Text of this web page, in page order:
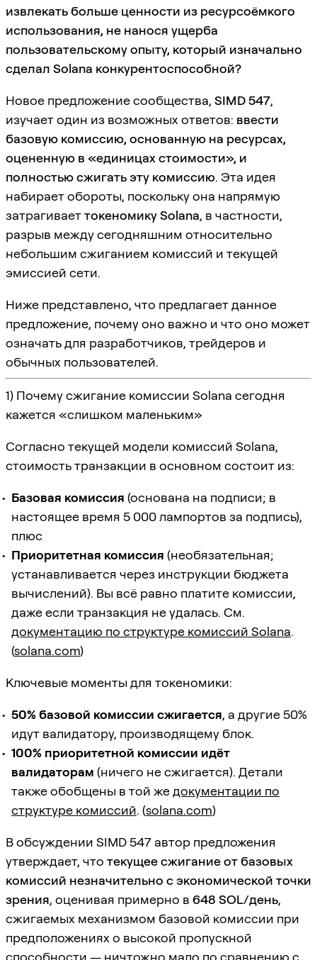
извлекать больше ценности из ресурсоёмкого
использования, не нанося ущерба
пользовательскому опыту, который изначально
сделал Solana конкурентоспособной?
Новое предложение сообщества, SIMD 547,
изучает один из возможных ответов: ввести
базовую комиссию, основанную на ресурсах,
оцененную в «единицах стоимости», и
полностью сжигать эту комиссию. Эта идея
набирает обороты, поскольку она напрямую
затрагиваеттокеномику Solana, в частности,
разрыв между сегодняшним относительно
небольшим сжиганием комиссий и текущей
эмиссией сети.
Ниже представлено, что предлагает данное
предложение, почему оно важно и что оно может
означать для разработчиков, трейдеров и
обычных пользователей.
1) Почему сжигание комиссии Solana сегодня
кажется «слишком маленьким»
Согласно текущей модели комиссий Solana,
стоимость транзакции в основном состоит из:
Базовая комиссия (основана на подписи; в
настоящее время 5 000 лампортов за подпись),
плюс
Приоритетная комиссия (необязательная;
устанавливается через инструкции бюджета
вычислений). Вы всё равно платите комиссии,
даже если транзакция не удалась. См.
документацию по структуре комиссий Solana.
(solana.com)
Ключевые моменты для токеномики:
50% базовой комиссии сжигается, а другие 50%
идут валидатору, производящему блок.
100% приоритетной комиссии идёт
валидаторам (ничего не сжигается). Детали
также обобщены в той жедокументации по
структуре комиссий. (solana.com)
В обсуждении SIMD 547 автор предложения
утверждает, что текущее сжигание от базовых
комиссий незначительно с экономической точки
зрения, оценивая примерно в 648 SOL/день,
сжигаемых механизмом базовой комиссии при
предположениях о высокой пропускной
способности — ничтожно мало по сравнению с